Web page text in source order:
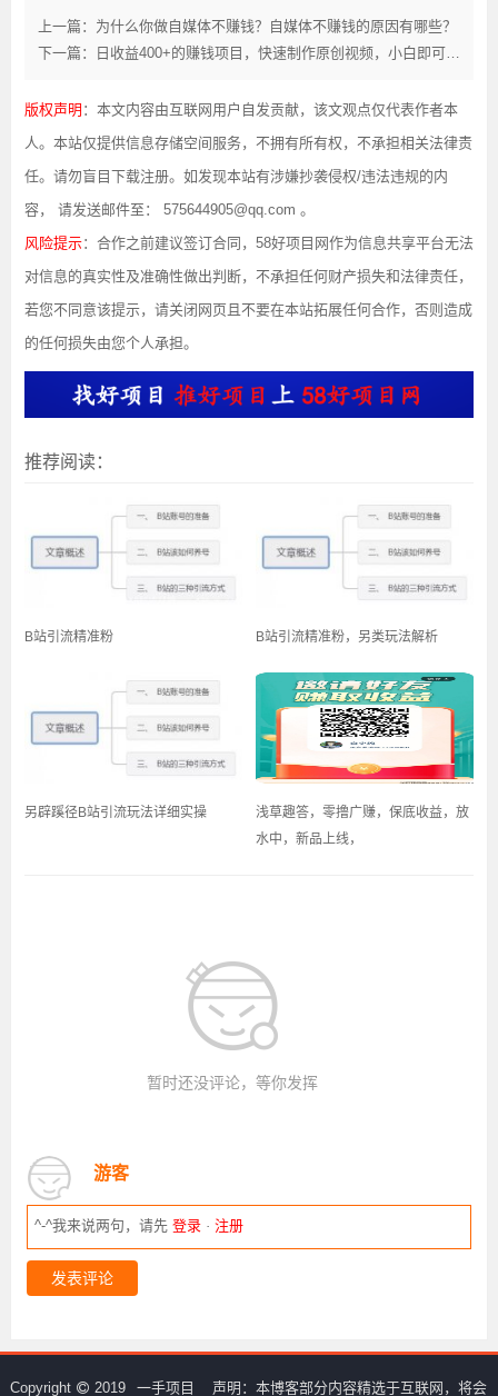
上一篇：为什么你做自媒体不赚钱？自媒体不赚钱的原因有哪些？
下一篇：日收益400+的赚钱项目，快速制作原创视频，小白即可操作
版权声明 ：本文内容由互联网用户自发贡献，该文观点仅代表作者本
人。本站仅提供信息存储空间服务，不拥有所有权，不承担相关法律责
任。请勿盲目下载注册。如发现本站有涉嫌抄袭侵权/违法违规的内
容， 请发送邮件至： 575644905@qq.com 。
风险提示：合作之前建议签订合同，58好项目网作为信息共享平台无法
对信息的真实性及准确性做出判断，不承担任何财产损失和法律责任，
若您不同意该提示，请关闭网页且不要在本站拓展任何合作，否则造成
的任何损失由您个人承担。
推荐阅读：
B站引流精准粉 B站引流精准粉，另类玩法解析
另辟蹊径B站引流玩法详细实操
浅草趣答，零撸广赚，保底收益，放
水中，新品上线，
暂时还没评论，等你发挥
游客
^-^我来说两句，请先登录 · 注册
发表评论
Copyright 2019 一手项目 声明：本博客部分内容精选于互联网，将会